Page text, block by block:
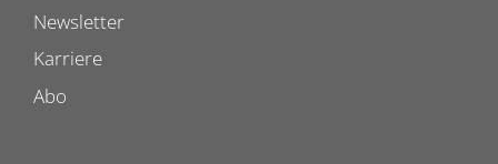
Newsletter
Karriere
Abo